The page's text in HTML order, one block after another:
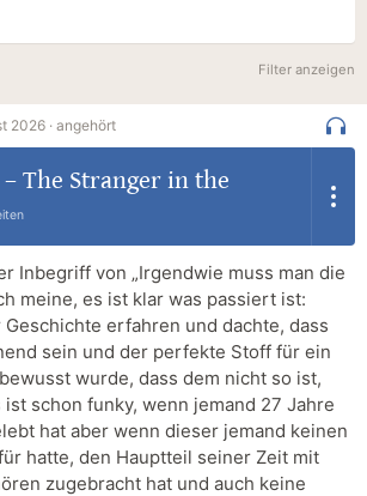
Filter anzeigen
2026 · angehört
The Stranger in the
Inbegriff von „Irgendwie muss man die
meine, es ist klar was passiert ist:
erfahren und dachte, dass
sein und der perfekte Stoff für ein
wurde, dass dem nicht so ist,
ist schon funky, wenn jemand 27 Jahre
hat aber wenn dieser jemand keinen
hatte, den Hauptteil seiner Zeit mit
zugebracht hat und auch keine